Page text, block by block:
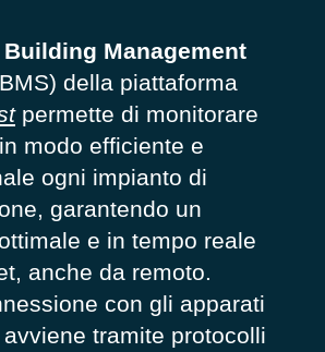
Building Management
della piattaforma
permette di monitorare
modo efficiente e
ogni impianto di
garantendo un
e in tempo reale
anche da remoto.
con gli apparati
tramite protocolli